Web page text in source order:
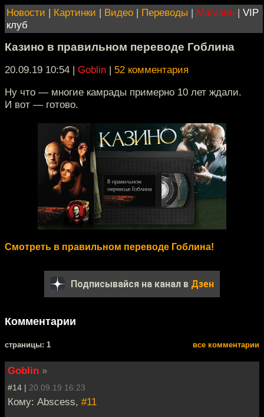
Новости | Картинки | Видео | Переводы | Магазин | VIP
клуб
Казино в правильном переводе Гоблина
20.09.19 10:54 | Goblin | 52 комментария
Ну что — многие камрады примерно 10 лет ждали.
И вот — готово.
Смотреть в правильном переводе Гоблина!
Подписывайся на канал в Дзен
Комментарии
cтраницы: 1 все комментарии
Goblin »
#14 | 20.09.19 16:23
Кому: Abscess, #11